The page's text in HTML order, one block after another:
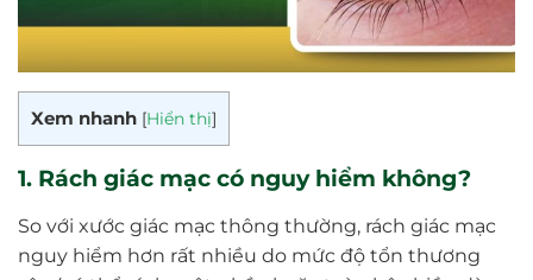
Xem nhanh [Hiển thị]
1. Rách giác mạc có nguy hiểm không?
So với xước giác mạc thông thường, rách giác mạc
nguy hiểm hơn rất nhiều do mức độ tổn thương